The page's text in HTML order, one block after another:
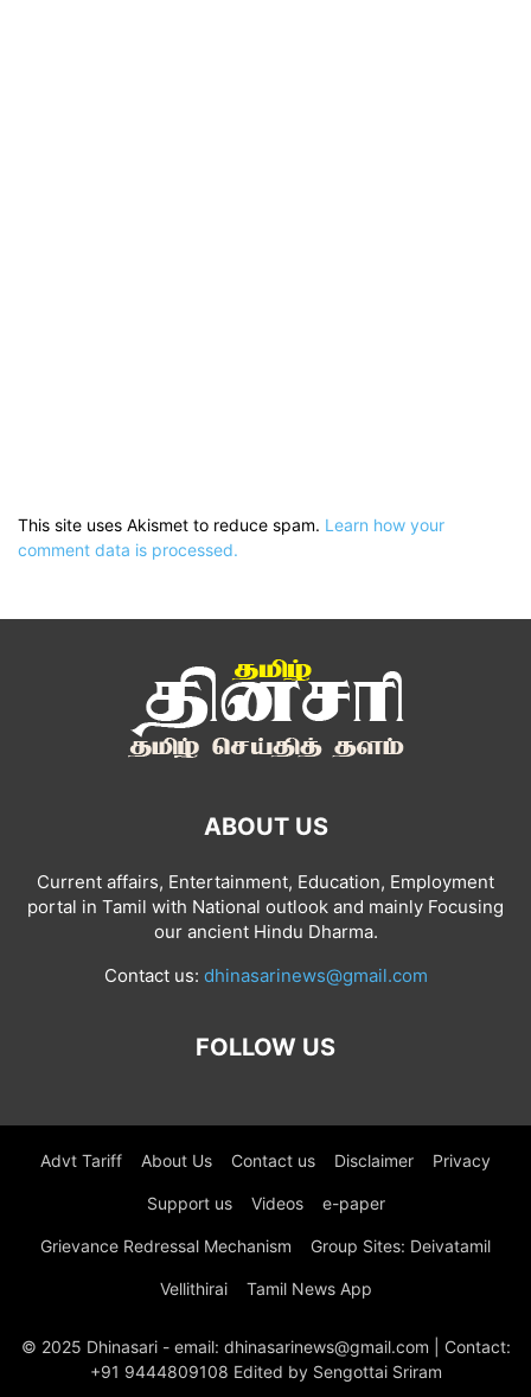
This site uses Akismet to reduce spam. Learn how your
comment data is processed.
ABOUT US
Current affairs, Entertainment, Education, Employment
portal in Tamil with National outlook and mainly Focusing
our ancient Hindu Dharma.
Contact us: dhinasarinews@gmail.com
FOLLOW US
Advt Tariff About Us Contact us Disclaimer Privacy
Support us Videos e-paper
Grievance Redressal Mechanism Group Sites: Deivatamil
Vellithirai Tamil News App
© 2025 Dhinasari - email: dhinasarinews@gmail.com | Contact:
+91 9444809108 Edited by Sengottai Sriram